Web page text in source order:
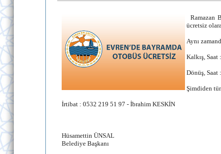
Ramazan
ücretsiz
Aynı
Kalkış,
Dönüş, Saat
Şimdiden
İrtibat : 0532 219 51 97 - İbrahim KESKİN
Hüsamettin ÜNSAL
Belediye Başkanı